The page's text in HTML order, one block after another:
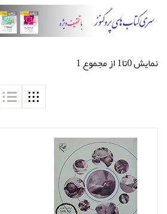
نمایش 0تا1 از مجموع 1